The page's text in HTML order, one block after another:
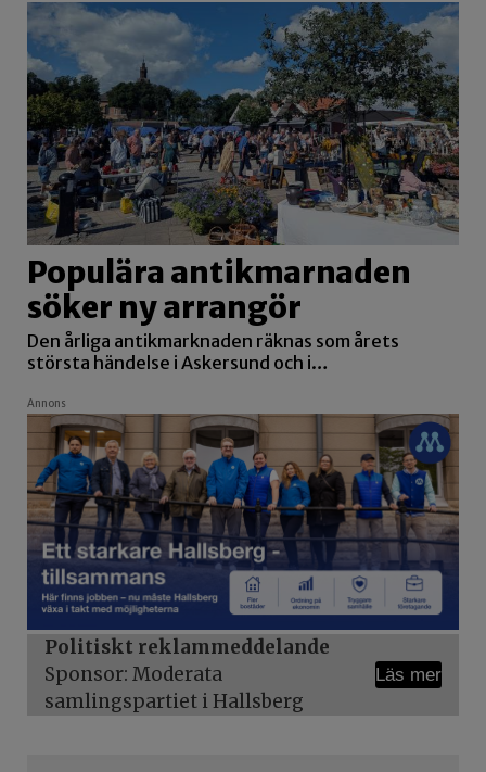
Populära antikmarnaden
söker ny arrangör
Den årliga antikmarknaden räknas som årets
största händelse i Askersund och i…
Annons
Politiskt reklammeddelande
Sponsor: Moderata
samlingspartiet i Hallsberg
Läs mer